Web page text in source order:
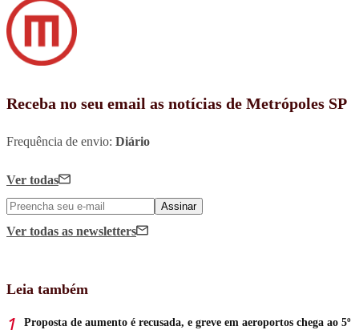
Receba no seu email as notícias de Metrópoles SP
Frequência de envio: Diário
Ver todas
Assinar
Ver todas as newsletters
Leia também
Proposta de aumento é recusada, e greve em aeroportos chega ao 5º